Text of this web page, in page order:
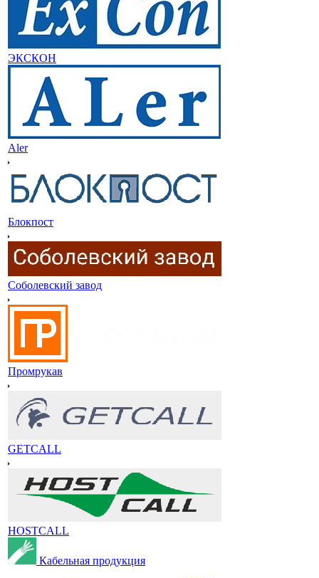
ЭКСКОН
Aler
Блокпост
Соболевский завод
Промрукав
GETCALL
HOSTCALL
Кабельная продукция